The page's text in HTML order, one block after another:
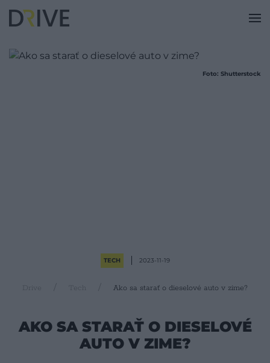
Foto: Shutterstock
TECH 2023-11-19
Drive Ako sa starať o dieselové auto v zime?
AKO SA STARAŤ O DIESELOVÉ
AUTO V ZIME?